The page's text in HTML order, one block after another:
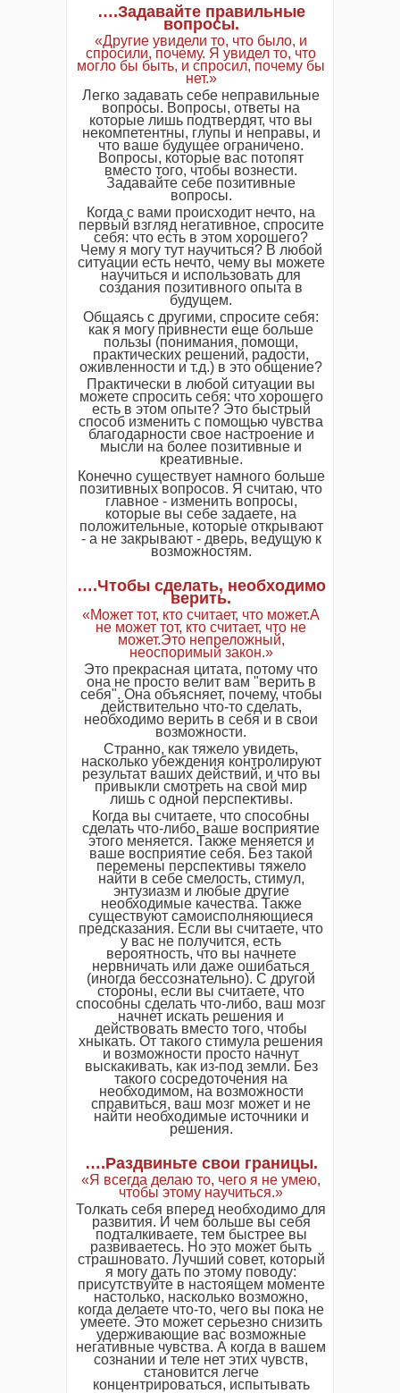
….Задавайте правильные
вопросы.
«Другие увидели то, что было, и
спросили, почему. Я увидел то, что
могло бы быть, и спросил, почему бы
нет.»
Легко задавать себе неправильные
вопросы. Вопросы, ответы на
которые лишь подтвердят, что вы
некомпетентны, глупы и неправы, и
что ваше будущее ограничено.
Вопросы, которые вас потопят
вместо того, чтобы вознести.
Задавайте себе позитивные
вопросы.
Когда с вами происходит нечто, на
первый взгляд негативное, спросите
себя: что есть в этом хорошего?
Чему я могу тут научиться? В любой
ситуации есть нечто, чему вы можете
научиться и использовать для
создания позитивного опыта в
будущем.
Общаясь с другими, спросите себя:
как я могу привнести еще больше
пользы (понимания, помощи,
практических решений, радости,
оживленности и т.д.) в это общение?
Практически в любой ситуации вы
можете спросить себя: что хорошего
есть в этом опыте? Это быстрый
способ изменить с помощью чувства
благодарности свое настроение и
мысли на более позитивные и
креативные.
Конечно существует намного больше
позитивных вопросов. Я считаю, что
главное - изменить вопросы,
которые вы себе задаете, на
положительные, которые открывают
- а не закрывают - дверь, ведущую к
возможностям.
….Чтобы сделать, необходимо
верить.
«Может тот, кто считает, что может.А
не может тот, кто считает, что не
может.Это непреложный,
неоспоримый закон.»
Это прекрасная цитата, потому что
она не просто велит вам "верить в
себя". Она объясняет, почему, чтобы
действительно что-то сделать,
необходимо верить в себя и в свои
возможности.
Странно, как тяжело увидеть,
насколько убеждения контролируют
результат ваших действий, и что вы
привыкли смотреть на свой мир
лишь с одной перспективы.
Когда вы считаете, что способны
сделать что-либо, ваше восприятие
этого меняется. Также меняется и
ваше восприятие себя. Без такой
перемены перспективы тяжело
найти в себе смелость, стимул,
энтузиазм и любые другие
необходимые качества. Также
существуют самоисполняющиеся
предсказания. Если вы считаете, что
у вас не получится, есть
вероятность, что вы начнете
нервничать или даже ошибаться
(иногда бессознательно). С другой
стороны, если вы считаете, что
способны сделать что-либо, ваш мозг
начнет искать решения и
действовать вместо того, чтобы
хныкать. От такого стимула решения
и возможности просто начнут
выскакивать, как из-под земли. Без
такого сосредоточения на
необходимом, на возможности
справиться, ваш мозг может и не
найти необходимые источники и
решения.
….Раздвиньте свои границы.
«Я всегда делаю то, чего я не умею,
чтобы этому научиться.»
Толкать себя вперед необходимо для
развития. И чем больше вы себя
подталкиваете, тем быстрее вы
развиваетесь. Но это может быть
страшновато. Лучший совет, который
я могу дать по этому поводу:
присутствуйте в настоящем моменте
настолько, насколько возможно,
когда делаете что-то, чего вы пока не
умеете. Это может серьезно снизить
удерживающие вас возможные
негативные чувства. А когда в вашем
сознании и теле нет этих чувств,
становится легче
концентрироваться, испытывать